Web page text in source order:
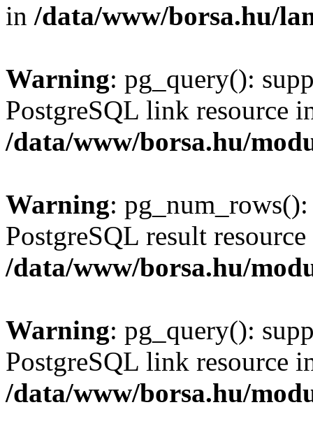
in /data/www/borsa.hu/
Warning: pg_query():
PostgreSQL link resource
/data/www/borsa.hu/
Warning:
PostgreSQL result
/data/www/borsa.hu/
Warning: pg_query():
PostgreSQL link resource
/data/www/borsa.hu/